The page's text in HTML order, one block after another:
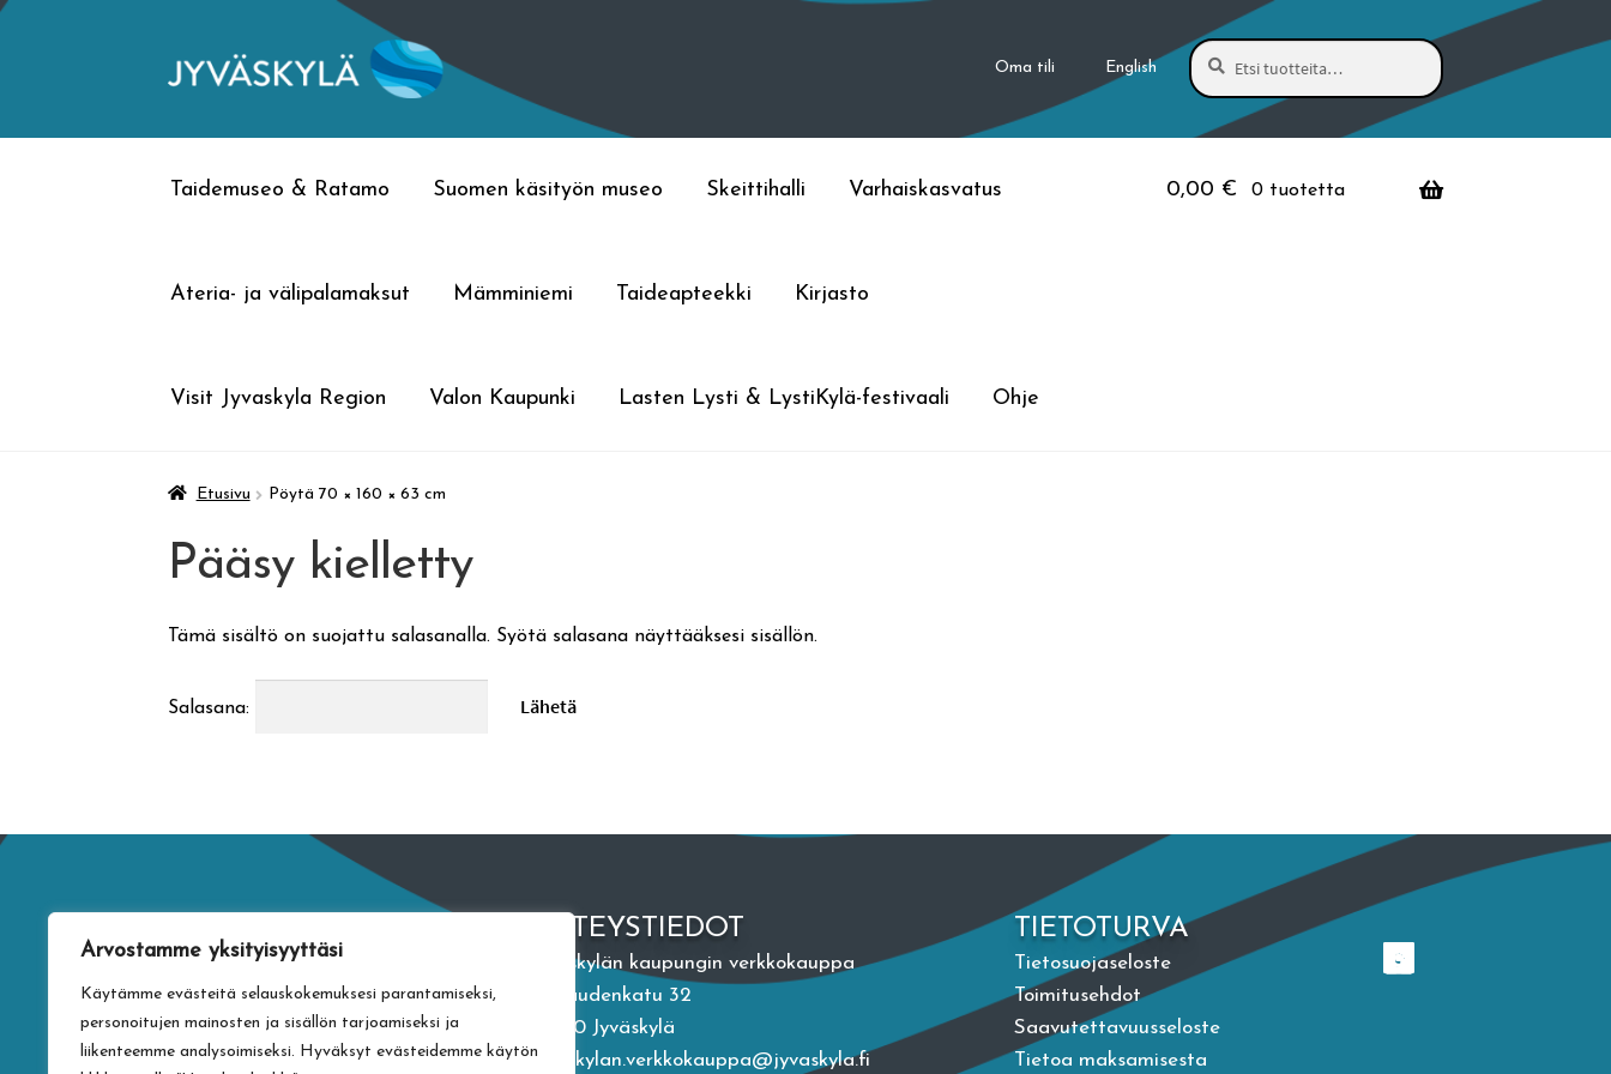
Arvostamme yksityisyyttäsi
Käytämme evästeitä selauskokemuksesi parantamiseksi,
personoitujen mainosten ja sisällön tarjoamiseksi ja
liikenteemme analysoimiseksi. Hyväksyt evästeidemme käytön
Siirry
Siirry
Oma tili English
Etsi:
Haku
Taidemuseo & Ratamo Suomen käsityön museo Skeittihalli Varhaiskasvatus
Ateria- ja välipalamaksut Mämminiemi Taideapteekki Kirjasto
Visit Jyvaskyla Region Valon Kaupunki Lasten Lysti & LystiKylä-festivaali Ohje
0,00 € 0 tuotetta
Etusivu Pöytä 70 × 160 × 63 cm
Pääsy kielletty
Tämä sisältö on suojattu salasanalla. Syötä salasana näyttääksesi sisällön.
Salasana:
YHTEYSTIEDOT
Jyväskylän kaupungin verkkokauppa
Vapaudenkatu 32
40100 Jyväskylä
jyvaskylan.verkkokauppa@jyvaskyla.fi
TIETOTURVA
Tietosuojaseloste
Toimitusehdot
Saavutettavuusseloste
Tietoa maksamisesta